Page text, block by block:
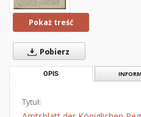
Pokaż treść
Pobierz
OPIS
Tytuł: